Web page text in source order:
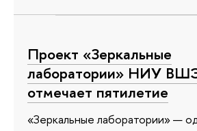
Проект «Зеркальные
лаборатории» НИУ
отмечает пятилетие
«Зеркальные лаборатории» —